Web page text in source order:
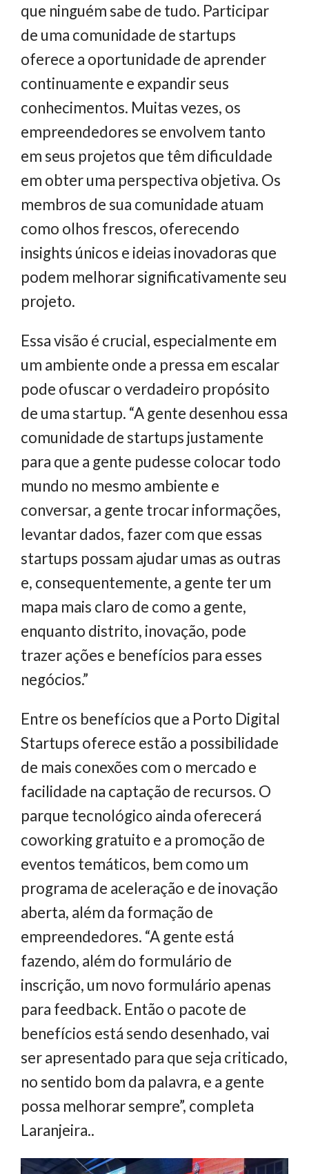
que ninguém sabe de tudo. Participar
de uma comunidade de startups
oferece a oportunidade de aprender
continuamente e expandir seus
conhecimentos. Muitas vezes, os
empreendedores se envolvem tanto
em seus projetos que têm dificuldade
em obter uma perspectiva objetiva. Os
membros de sua comunidade atuam
como olhos frescos, oferecendo
insights únicos e ideias inovadoras que
podem melhorar significativamente seu
projeto.
Essa visão é crucial, especialmente em
um ambiente onde a pressa em escalar
pode ofuscar o verdadeiro propósito
de uma startup. “A gente desenhou essa
comunidade de startups justamente
para que a gente pudesse colocar todo
mundo no mesmo ambiente e
conversar, a gente trocar informações,
levantar dados, fazer com que essas
startups possam ajudar umas as outras
e, consequentemente, a gente ter um
mapa mais claro de como a gente,
enquanto distrito, inovação, pode
trazer ações e benefícios para esses
negócios.”
Entre os benefícios que a Porto Digital
Startups oferece estão a possibilidade
de mais conexões com o mercado e
facilidade na captação de recursos. O
parque tecnológico ainda oferecerá
coworking gratuito e a promoção de
eventos temáticos, bem como um
programa de aceleração e de inovação
aberta, além da formação de
empreendedores. “A gente está
fazendo, além do formulário de
inscrição, um novo formulário apenas
para feedback. Então o pacote de
benefícios está sendo desenhado, vai
ser apresentado para que seja criticado,
no sentido bom da palavra, e a gente
possa melhorar sempre”, completa
Laranjeira..